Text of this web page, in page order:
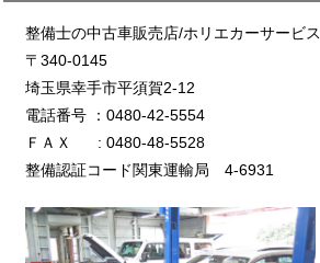
整備士の中古車販売店/ホリエカーサービス
〒340-0145
埼玉県幸手市平須賀2-12
電話番号 ：0480-42-5554
ＦＡＸ : 0480-48-5528
整備認証コード関東運輸局 4-6931